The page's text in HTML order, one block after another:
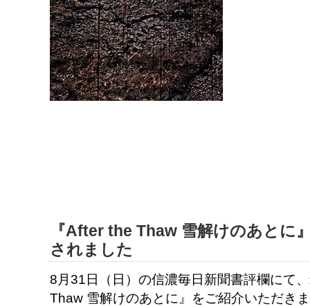
『After the Thaw 雪解けのあとに
されました
8月31日（日）の信濃毎日新聞書評欄にて
Thaw 雪解けのあとに』をご紹介いただき